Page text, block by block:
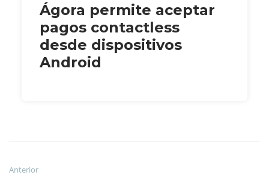
Ágora permite aceptar
pagos contactless
desde dispositivos
Android
Anterior